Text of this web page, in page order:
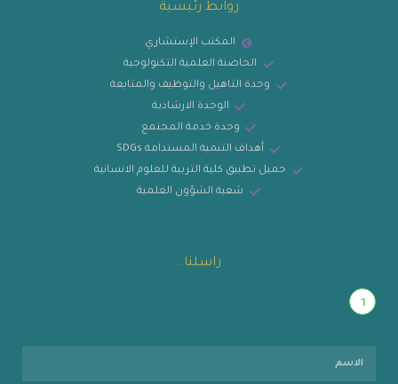
روابط رئيسية
المكتب الإستشاري
الحاضنة العلمية التكنولوجية
وحدة التاهيل والتوظيف والمتابعة
الوحدة الارشادية
وحدة خدمة المجتمع
أهداف التنمية المستدامة SDGs
حميل تطبيق كلية التربية للعلوم الانسانية
شعبة الشؤون العلمية
راسلنا..
1